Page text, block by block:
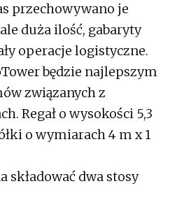
przechowywano je
duża ilość, gabaryty
operacje logistyczne.
będzie najlepszym
związanych z
Regał o wysokości 5,3
o wymiarach 4 m x 1
składować dwa stosy